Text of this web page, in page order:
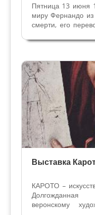
Пятница 13 июня
миру Фернандо
смерти, его
Кампсанпьеро к
Падуи (в
Выставка
КАРОТО –
Долгожданная
веронскому